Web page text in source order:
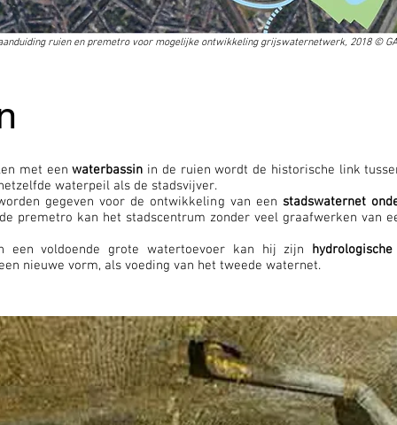
ruien en premetro voor mogelijke ontwikkeling grijswaternetwerk, 2018 © GA
met eenwaterbassin in de ruien wordt de historische link
waterpeil als de stadsvijver.
gegeven voor de ontwikkeling van een stadswaternet
premetro kan het stadscentrum zonder veel graafwerken van
een voldoende grote watertoevoer kan hij zijn
nieuwe vorm, als voeding van het tweede waternet.